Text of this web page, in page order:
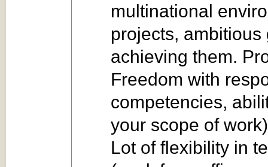
multinational
projects,
achieving them.
Freedom with
competencies,
your scope of work)
Lot of flexibility in